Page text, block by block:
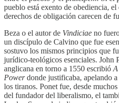
pueblo está exento de obediencia,
derechos de obligación carecen de
Beza o el autor de Vindiciae no
un discípulo de Calvino que fue
sostuvo los mismos principios que
jurídico-teológicos esenciales. John
anglicana en torno a 1550 escribió
Powerdonde justificaba, apelando
los tiranos. Ponet fue, desde
del fundador del liberalismo, el